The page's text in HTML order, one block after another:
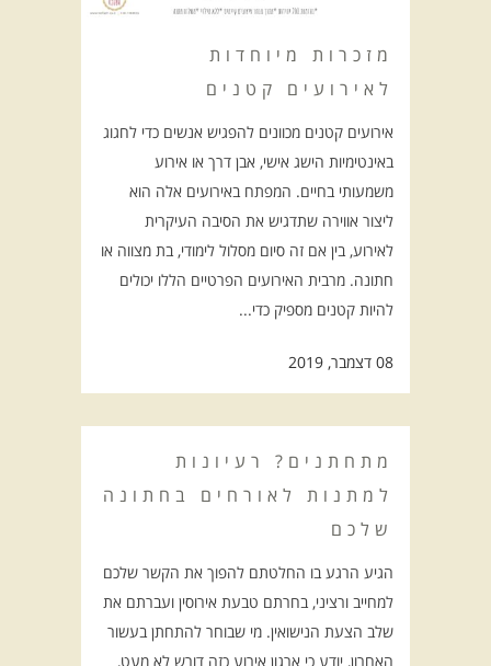
מזכרות מיוחדות
לאירועים קטנים
אירועים קטנים מכוונים להפגיש אנשים כדי לחגוג
באינטימיות הישג אישי, אבן דרך או אירוע
משמעותי בחיים. המפתח באירועים אלה הוא
ליצור אווירה שתדגיש את הסיבה העיקרית
לאירוע, בין אם זה סיום מסלול לימודי, בת מצווה או
חתונה. מרבית האירועים הפרטיים הללו יכולים
להיות קטנים מספיק כדי...
08 דצמבר, 2019
מתחתנים? רעיונות
למתנות לאורחים בחתונה
שלכם
הגיע הרגע בו החלטתם להפוך את הקשר שלכם
למחייב ורציני, בחרתם טבעת אירוסין ועברתם את
שלב הצעת הנישואין. מי שבוחר להתחתן בעשור
האחרון, יודע כי ארגון אירוע כזה דורש לא מעט,